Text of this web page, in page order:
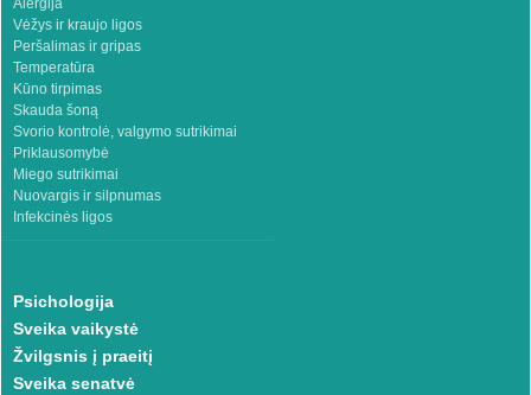
Alergija
Vėžys ir kraujo ligos
Peršalimas ir gripas
Temperatūra
Kūno tirpimas
Skauda šoną
Svorio kontrolė, valgymo sutrikimai
Priklausomybė
Miego sutrikimai
Nuovargis ir silpnumas
Infekcinės ligos
Psichologija
Sveika vaikystė
Žvilgsnis į praeitį
Sveika senatvė